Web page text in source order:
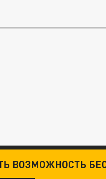
ВОЗМОЖНОСТЬ